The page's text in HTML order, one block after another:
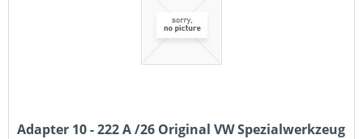
Adapter 10 - 222 A /26 Original VW Spezialwerkzeug